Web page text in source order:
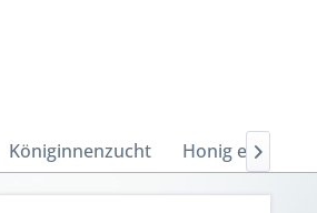
Königinnenzucht Honig ernten
